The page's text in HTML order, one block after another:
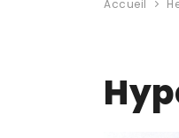
Accueil